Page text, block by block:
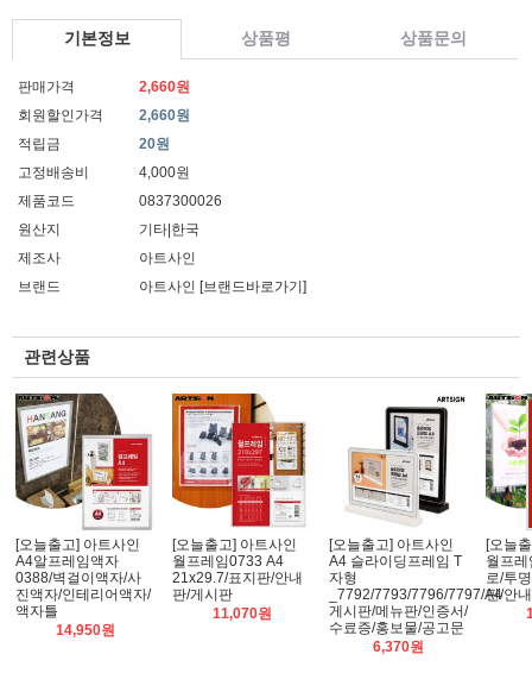
기본정보 상품평 상품문의
판매가격
2,660원
회원할인가격
2,660원
적립금
20원
고정배송비
4,000원
제품코드
0837300026
원산지
기타|한국
제조사
아트사인
브랜드
아트사인 [브랜드바로가기]
관련상품
[오늘출고] 아트사인
A4알프레임액자
0388/벽걸이액자/사
진액자/인테리어액자/
액자틀
14,950원
[오늘출고] 아트사인
월프레임0733 A4
21x29.7/표지판/안내
판/게시판
11,070원
[오늘출고] 아트사인
A4 슬라이딩프레임 T
자형
_7792/7793/7796/7797/A4
게시판/메뉴판/인증서/
수료증/홍보물/공고문
6,370원
[오늘
월프
로/투
판/안